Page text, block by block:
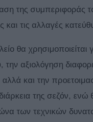
της συμπεριφοράς
και τις αλλαγές
θα χρησιμοποιείται
, την αξιολόγηση
και την
της σεζόν, ενώ
των τεχνικών